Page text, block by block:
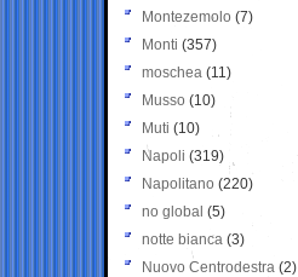
Montezemolo (7)
Monti (357)
moschea (11)
Musso (10)
Muti (10)
Napoli (319)
Napolitano (220)
no global (5)
notte bianca (3)
Nuovo Centrodestra (2)